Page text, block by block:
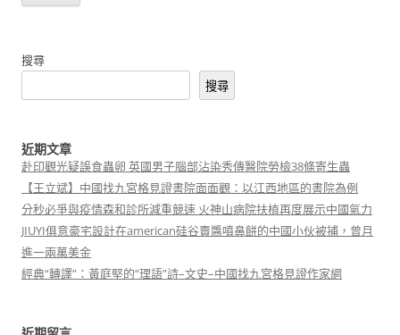
搜尋
搜尋
近期文章
赴印觀光疑誤食蟲卵 英國男子腦部沾染秀傳醫院勞檢38條寄生蟲
【王立斌】中國找九宮格見證書院面面觀：以江西地區的書院為例
分秒必爭與疫情森和診所減重競速 火神山病院扶植再度展示中國氣力
JIUYI俱意豪宅設計在american硅谷賣醬噴鼻餅的中國小伙被捕，曾月
進一兩萬美金
經典“轉譯”：黃庭堅的“理語”詩–文史–中國找九宮格見證作家網